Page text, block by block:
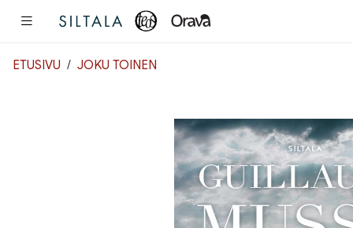
ETUSIVU JOKU TOINEN